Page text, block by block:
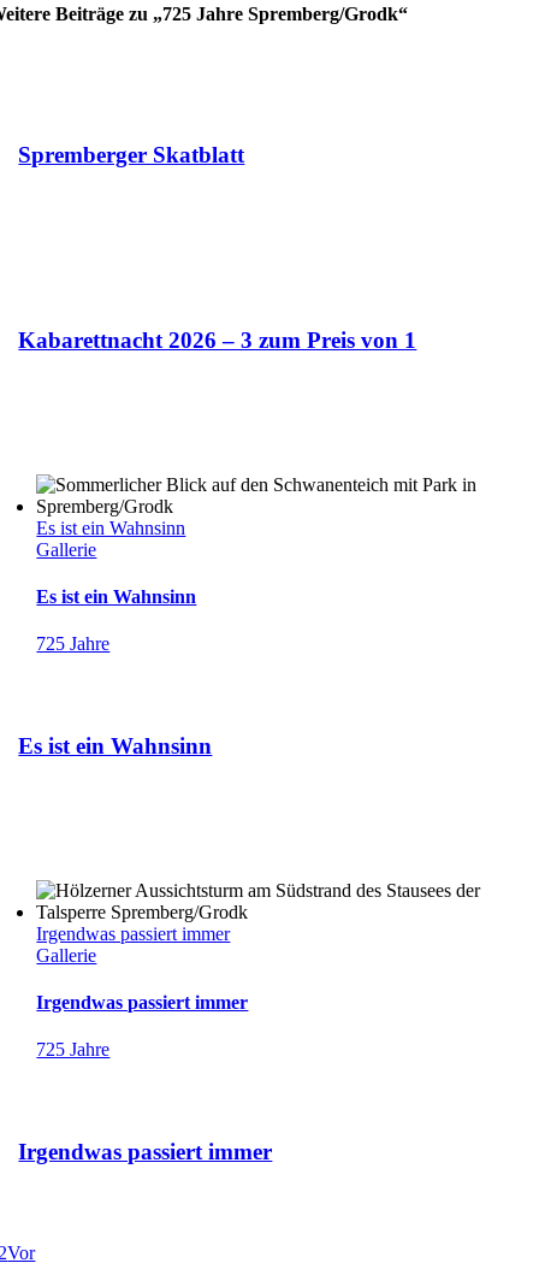
Beiträge zu „725 Jahre Spremberg/Grodk“
Spremberger Skatblatt
Kabarettnacht 2026 – 3 zum Preis von 1
Es ist ein Wahnsinn
Gallerie
Es ist ein Wahnsinn
725 Jahre
Es ist ein Wahnsinn
Irgendwas passiert immer
Gallerie
Irgendwas passiert immer
725 Jahre
Irgendwas passiert immer
Vor